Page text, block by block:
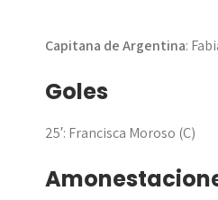
Capitana de Argentina:
Goles
25′: Francisca Moroso (C)